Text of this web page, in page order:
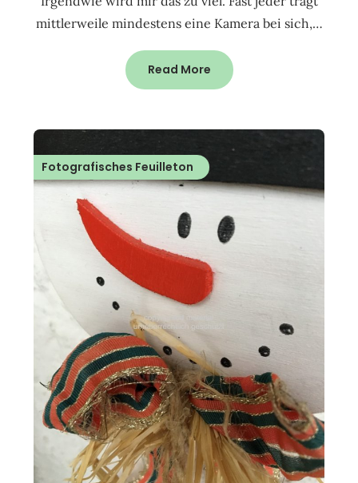
mittlerweile mindestens eine Kamera bei sich,…
Read More
Fotografisches Feuilleton